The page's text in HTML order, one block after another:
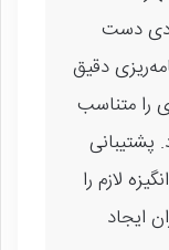
دست
دقیق
را متناسب
پشتیبانی
لازم را
ایجاد